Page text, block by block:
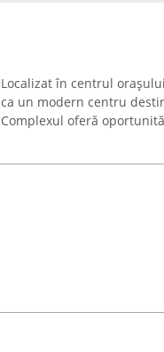
Localizat în centrul
ca un modern centru
Complexul oferă